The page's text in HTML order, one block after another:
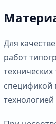
Для
работ
спецификой